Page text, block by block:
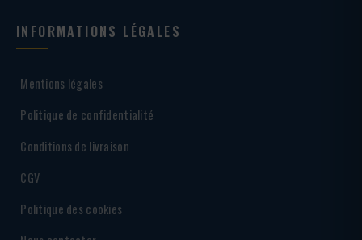
INFORMATIONS LÉGALES
Mentions légales
Politique de confidentialité
Conditions de livraison
CGV
Politique des cookies